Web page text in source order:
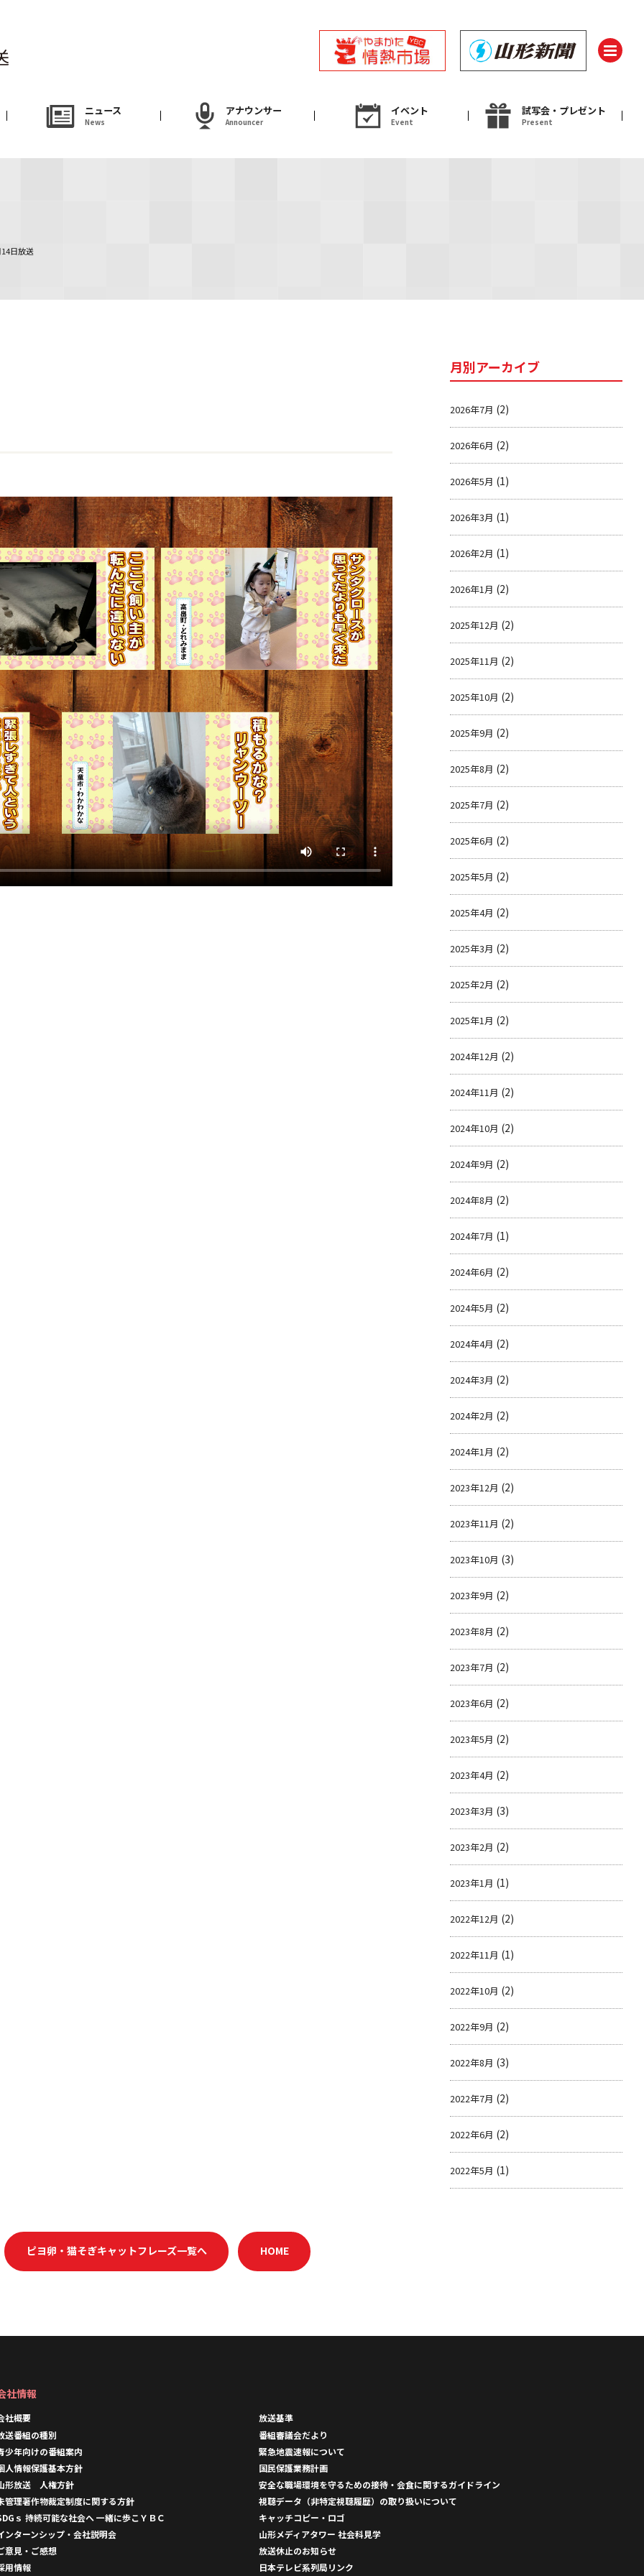
ニュース
News
アナウンサー
Announcer
イベント
Event
試写会・プレゼント
Present
アナウンサー
Announcer
試写会・プレゼント
日放送
月別アーカイブ
2026年7月 (2)
2026年6月 (2)
2026年5月 (1)
2026年3月 (1)
2026年2月 (1)
2026年1月 (2)
2025年12月 (2)
2025年11月 (2)
2025年10月 (2)
2025年9月 (2)
2025年8月 (2)
2025年7月 (2)
2025年6月 (2)
2025年5月 (2)
2025年4月 (2)
2025年3月 (2)
2025年2月 (2)
2025年1月 (2)
2024年12月 (2)
2024年11月 (2)
2024年10月 (2)
2024年9月 (2)
2024年8月 (2)
2024年7月 (1)
2024年6月 (2)
2024年5月 (2)
2024年4月 (2)
2024年3月 (2)
2024年2月 (2)
2024年1月 (2)
2023年12月 (2)
2023年11月 (2)
2023年10月 (3)
2023年9月 (2)
2023年8月 (2)
2023年7月 (2)
2023年6月 (2)
2023年5月 (2)
2023年4月 (2)
2023年3月 (3)
2023年2月 (2)
2023年1月 (1)
2022年12月 (2)
2022年11月 (1)
2022年10月 (2)
2022年9月 (2)
2022年8月 (3)
2022年7月 (2)
2022年6月 (2)
2022年5月 (1)
ピヨ卵・猫そぎキャットフレーズ一覧へ HOME
社情報
社概要
放送基準
送番組の種別
番組審議会だより
少年向けの番組案内
緊急地震速報について
人情報保護基本方針
国民保護業務計画
形放送 人権方針
安全な職場環境を守るための接待・会食に関するガイドライン
管理著作物裁定制度に関する方針
視聴データ（非特定視聴履歴）の取り扱いについて
ｓ 持続可能な社会へ 一緒に歩こＹＢＣ
キャッチコピー・ロゴ
ンターンシップ・会社説明会
山形メディアタワー 社会科見学
意見・ご感想
放送休止のお知らせ
用情報
日本テレビ系列局リンク